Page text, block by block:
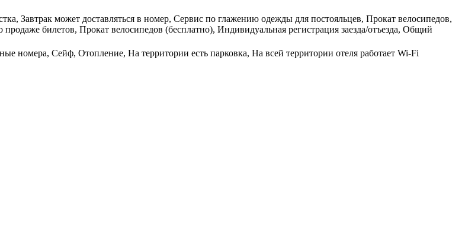
Завтрак может доставляться в номер, Сервис по глажению одежды для постояльцев, Прокат велосипедов,
билетов, Прокат велосипедов (бесплатно), Индивидуальная регистрация заезда/отъезда, Общий
номера, Сейф, Отопление, На территории есть парковка, На всей территории отеля работает Wi-Fi